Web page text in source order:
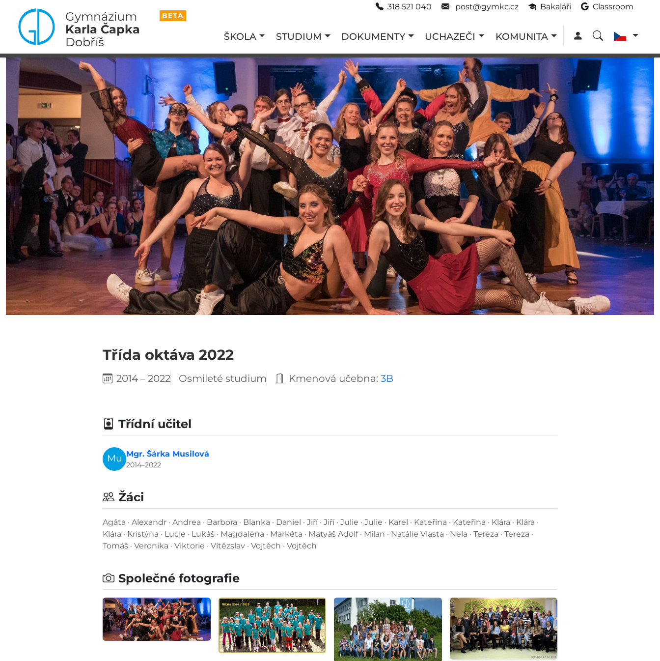
318 521 040 post@gymkc.cz Bakaláři Classroom
Gymnázium BETA
Karla Čapka
Dobříš
ŠKOLA STUDIUM DOKUMENTY UCHAZEČI KOMUNITA
Třída oktáva 2022
2014 – 2022 Osmileté studium Kmenová učebna: 3B
Třídní učitel
Mu Mgr. Šárka Musilová
2014–2022
Žáci
Agáta · Alexandr · Andrea · Barbora · Blanka · Daniel · Jiří · Jiří · Julie · Julie · Karel · Kateřina · Kateřina · Klára · Klára ·
Klára · Kristýna · Lucie · Lukáš · Magdaléna · Markéta · Matyáš Adolf · Milan · Natálie Vlasta · Nela · Tereza · Tereza ·
Tomáš · Veronika · Viktorie · Vítězslav · Vojtěch · Vojtěch
Společné fotografie